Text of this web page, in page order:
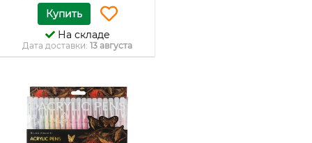
Купить
На складе
Дата доставки: 13 августа